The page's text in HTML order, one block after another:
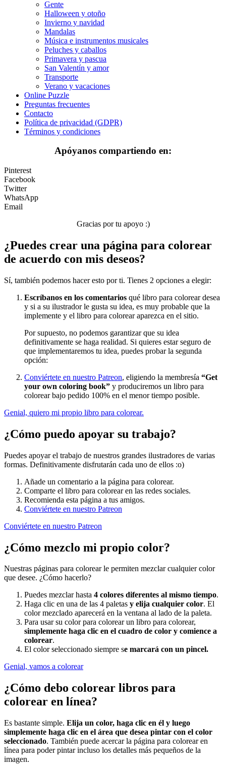
Frutas y vegetales
Halloween y otoño
Invierno y navidad
Mandalas
Música e instrumentos musicales
San Valentín y amor
Transporte
Verano y vacaciones
Libros para colorear para niños
Nezaradené
Sin categorizar
Gente
Halloween y otoño
Invierno y navidad
Mandalas
Música e instrumentos musicales
Peluches y caballos
Primavera y pascua
San Valentín y amor
Transporte
Verano y vacaciones
Online Puzzle
Preguntas frecuentes
Contacto
Política de privacidad (GDPR)
Términos y condiciones
Apóyanos compartiendo en:
Pinterest
Facebook
Twitter
WhatsApp
Email
Gracias por tu apoyo :)
¿Puedes crear una página para colorear
de acuerdo con mis deseos?
Sí, también podemos hacer esto por ti. Tienes 2 opciones a elegir:
Escríbanos en los comentarios qué libro para colorear desea
y si a su ilustrador le gusta su idea, es muy probable que la
implemente y el libro para colorear aparezca en el sitio.
Por supuesto, no podemos garantizar que su idea
definitivamente se haga realidad. Si quieres estar seguro de
que implementaremos tu idea, puedes probar la segunda
opción:
Conviértete en nuestro Patreon, eligiendo la membresía “Get
your own coloring book” y produciremos un libro para
colorear bajo pedido 100% en el menor tiempo posible.
Genial, quiero mi propio libro para colorear.
¿Cómo puedo apoyar su trabajo?
Puedes apoyar el trabajo de nuestros grandes ilustradores de varias
formas. Definitivamente disfrutarán cada uno de ellos :o)
Añade un comentario a la página para colorear.
Comparte el libro para colorear en las redes sociales.
Recomienda esta página a tus amigos.
Conviértete en nuestro Patreon
Conviértete en nuestro Patreon
¿Cómo mezclo mi propio color?
Nuestras páginas para colorear le permiten mezclar cualquier color
que desee. ¿Cómo hacerlo?
Puedes mezclar hasta 4 colores diferentes al mismo tiempo.
Haga clic en una de las 4 paletas y elija cualquier color. El
color mezclado aparecerá en la ventana al lado de la paleta.
Para usar su color para colorear un libro para colorear,
simplemente haga clic en el cuadro de color y comience a
colorear.
El color seleccionado siempre se marcará con un pincel.
Genial, vamos a colorear
¿Cómo debo colorear libros para
colorear en línea?
Es bastante simple. Elija un color, haga clic en él y luego
simplemente haga clic en el área que desea pintar con el color
seleccionado. También puede acercar la página para colorear en
línea para poder pintar incluso los detalles más pequeños de la
imagen.